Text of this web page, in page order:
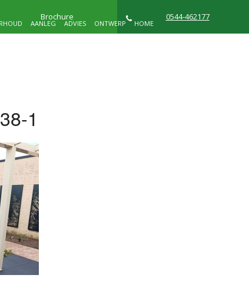
HOME
ONTWERP
ADVIES
AANLEG
Brochure 0544-462177
1